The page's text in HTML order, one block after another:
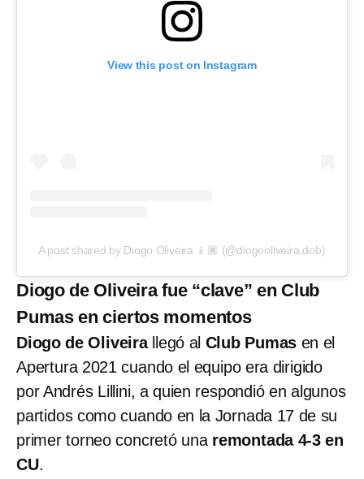
View this post on Instagram
A post shared by Diogo Oliveira 🧎🏾 (@diogooliveira.dob)
Diogo de Oliveira fue “clave” en Club
Pumas en ciertos momentos
Diogo de Oliveirallegó al Club Pumas en el
Apertura 2021 cuando el equipo era dirigido
por Andrés Lillini, a quien respondió en algunos
partidos como cuando en la Jornada 17 de su
primer torneo concretó una remontada 4-3 en
CU.